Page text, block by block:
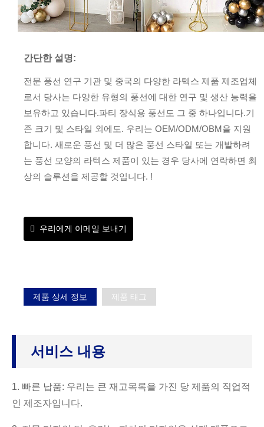
간단한 설명:
전문 풍선 연구 기관 및 중국의 다양한 라텍스 제품 제조업체
로서 당사는 다양한 유형의 풍선에 대한 연구 및 생산 능력을
보유하고 있습니다.파티 장식용 풍선도 그 중 하나입니다.기
존 크기 및 스타일 외에도. 우리는 OEM/ODM/OBM을 지원
합니다. 새로운 풍선 및 더 많은 풍선 스타일 또는 개발하려
는 풍선 모양의 라텍스 제품이 있는 경우 당사에 연락하면 최
상의 솔루션을 제공할 것입니다. !
우리에게 이메일 보내기
제품 상세 정보 제품 태그
서비스 내용
1. 빠른 납품: 우리는 큰 재고목록을 가진 당 제품의 직업적
인 제조자입니다.